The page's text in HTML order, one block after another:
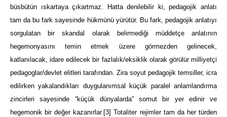
büsbütün ıskartaya çıkartmaz. Hatta denilebilir ki, pedagojik anlatı
tam da bu fark sayesinde hükmünü yürütür. Bu fark, pedagojik anlatıyı
sorgulatan bir skandal olarak belirmediği müddetçe anlatının
hegemonyasını temin etmek üzere görmezden gelinecek,
katlanılacak, idare edilecek bir fazlalık/eksiklik olarak görülür milliyetçi
pedagoglar/devlet elitleri tarafından. Zira soyut pedagojik temsiller, icra
edilirken yakalandıkları duygulanımsal küçük paralel anlamlandırma
zincirleri sayesinde “küçük dünyalarda” somut bir yer edinir ve
hegemonik bir değer kazanırlar. [3] Totaliter rejimler tam da her türden